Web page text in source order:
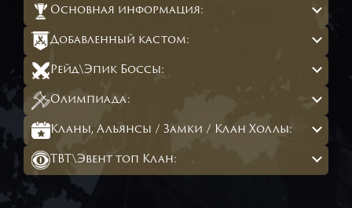
Основная информация:
Добавленный кастом:
Рейд\Эпик Боссы:
Олимпиада:
Кланы, Альянсы / Замки / Клан Холлы:
ТВТ\Эвент топ Клан: